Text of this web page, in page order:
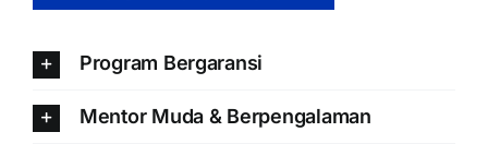
Program Bergaransi
Mentor Muda & Berpengalaman